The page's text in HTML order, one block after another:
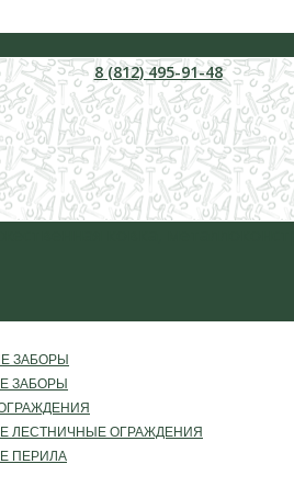
8 (812) 495-91-48
ЗАБОРЫ
ЗАБОРЫ
ЛЕСТНИЧНЫЕ ОГРАЖДЕНИЯ
ПЕРИЛА